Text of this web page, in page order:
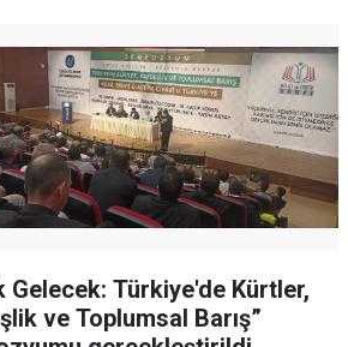
Gelecek: Türkiye'de Kürtler,
ve Toplumsal Barış”